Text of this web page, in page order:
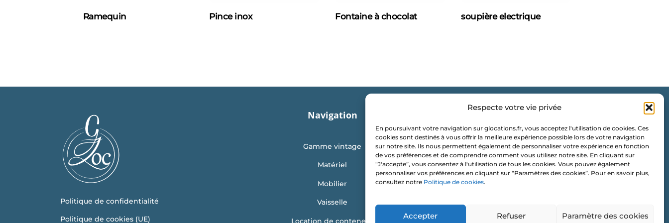
Respecte votre vie privée
En poursuivant votre navigation sur glocations.fr, vous acceptez l'utilisation de cookies. Ces
cookies sont destinés à vous offrir la meilleure expérience possible lors de votre navigation
sur notre site. Ils nous permettent également de personnaliser votre expérience en fonction
de vos préférences et de comprendre comment vous utilisez notre site. En cliquant sur
“J'accepte”, vous consentez à l'utilisation de tous les cookies. Vous pouvez également
personnaliser vos préférences en cliquant sur “Paramètres des cookies”. Pour en savoir plus,
consultez notre Politique de cookies.
Accepter Refuser Paramètre des cookies
Ramequin Pince inox Fontaine à chocolat soupière electrique
Politique de confidentialité
Politique de cookies (UE)
Navigation
Gamme vintage
Matériel
Mobilier
Vaisselle
Location de conteneur
G Locations
Les Vignes Chasles
35 120 ROZ LANDRIEUX
contact@glocations.fr
Newsletter ⭐️